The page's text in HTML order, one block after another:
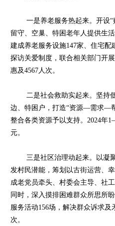
一是养老服务热起来。开设“
留守、空巢、特困老年人提供生
建成养老服务设施147家、住宅配
探访关爱制度，联合相关部门开
惠及4567人次。
二是社会救助实起来。坚持低
边、特困户，打造“资源—需求—
整合各类资源予以支持。2024年
元。
三是社区治理动起来。以凝聚
发村民潜能，筹划以古街运营、
成老党员牵头、村委会主导、社
同时，深入摸排困难群众所思所
服务活动156场，解决群众诉求及
次。